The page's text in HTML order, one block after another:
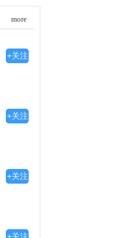
学，其他艺术类院校同样
程，适合不同艺术方向
。
但只要你有目标和热情，
关键。如果在留学规划
more
+关注
+关注
+关注
+关注